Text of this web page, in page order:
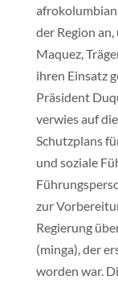
der Region
Maquez,
ihren Einsatz
Präsident
verwies auf
Schutzplans
und soziale
zur
Regierung
(minga), der
worden war.